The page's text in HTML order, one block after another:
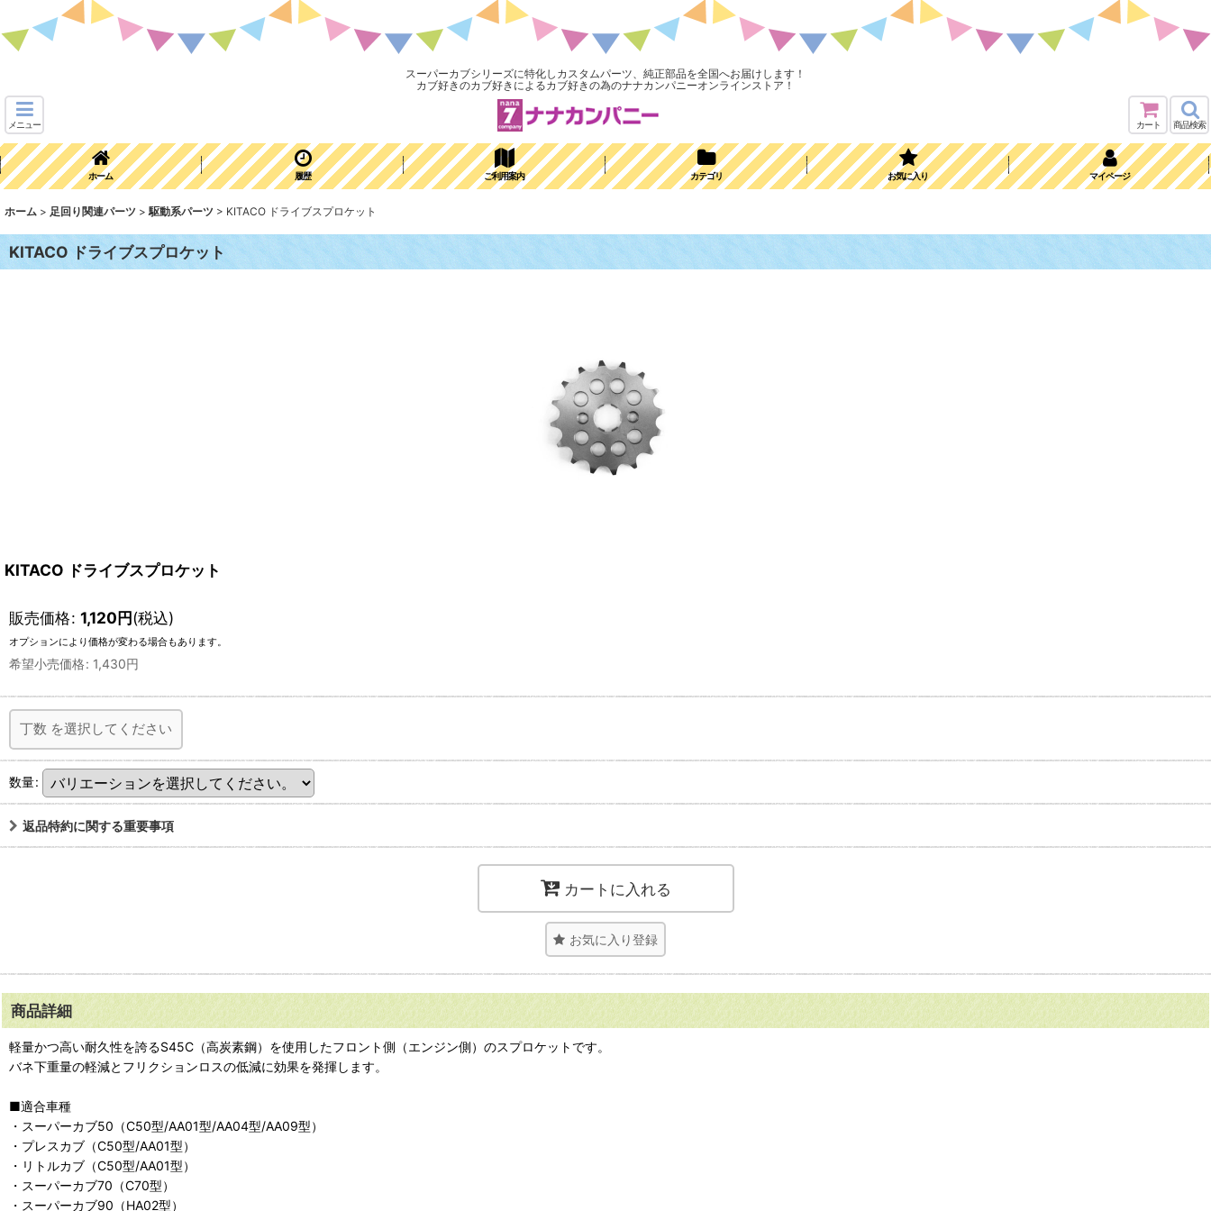
スーパーカブシリーズに特化しカスタムパーツ、純正部品を全国へお届けします！
カブ好きのカブ好きによるカブ好きの為のナナカンパニーオンラインストア！
メニュー カート 商品検索
ホーム 履歴 ご利用案内 カテゴリ お気に入り マイページ
ホーム > 足回り関連パーツ > 駆動系パーツ > KITACO ドライブスプロケット
KITACO ドライブスプロケット
KITACO ドライブスプロケット
販売価格: 1,120円(税込)
オプションにより価格が変わる場合もあります。
希望小売価格: 1,430円
丁数 を選択してください
数量:
返品特約に関する重要事項
カートに入れる
お気に入り登録
商品詳細
軽量かつ高い耐久性を誇るS45C（高炭素鋼）を使用したフロント側（エンジン側）のスプロケットです。
バネ下重量の軽減とフリクションロスの低減に効果を発揮します。
■適合車種
・スーパーカブ50（C50型/AA01型/AA04型/AA09型）
・プレスカブ（C50型/AA01型）
・リトルカブ（C50型/AA01型）
・スーパーカブ70（C70型）
・スーパーカブ90（HA02型）